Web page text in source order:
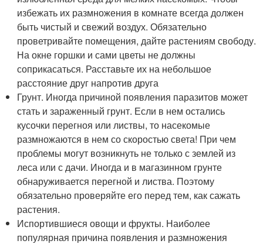
избежать их размножения в комнате всегда должен
быть чистый и свежий воздух. Обязательно
проветривайте помещения, дайте растениям свободу.
На окне горшки и сами цветы не должны
соприкасаться. Расставьте их на небольшое
расстояние друг напротив друга
Грунт. Иногда причиной появления паразитов может
стать и зараженный грунт. Если в нем остались
кусочки перегноя или листвы, то насекомые
размножаются в нем со скоростью света! При чем
проблемы могут возникнуть не только с землей из
леса или с дачи. Иногда и в магазинном грунте
обнаруживается перегной и листва. Поэтому
обязательно проверяйте его перед тем, как сажать
растения.
Испортившиеся овощи и фрукты. Наиболее
популярная причина появления и размножения